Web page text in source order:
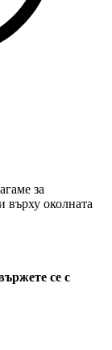
за
върху околната
се с